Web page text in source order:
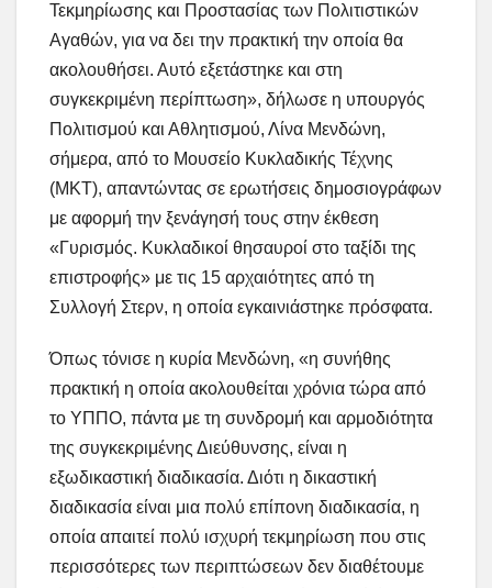
Τεκμηρίωσης και Προστασίας των Πολιτιστικών
Αγαθών, για να δει την πρακτική την οποία θα
ακολουθήσει. Αυτό εξετάστηκε και στη
συγκεκριμένη περίπτωση», δήλωσε η υπουργός
Πολιτισμού και Αθλητισμού, Λίνα Μενδώνη,
σήμερα, από το Μουσείο Κυκλαδικής Τέχνης
(ΜΚΤ), απαντώντας σε ερωτήσεις δημοσιογράφων
με αφορμή την ξενάγησή τους στην έκθεση
«Γυρισμός. Κυκλαδικοί θησαυροί στο ταξίδι της
επιστροφής» με τις 15 αρχαιότητες από τη
Συλλογή Στερν, η οποία εγκαινιάστηκε πρόσφατα.
Όπως τόνισε η κυρία Μενδώνη, «η συνήθης
πρακτική η οποία ακολουθείται χρόνια τώρα από
το ΥΠΠΟ, πάντα με τη συνδρομή και αρμοδιότητα
της συγκεκριμένης Διεύθυνσης, είναι η
εξωδικαστική διαδικασία. Διότι η δικαστική
διαδικασία είναι μια πολύ επίπονη διαδικασία, η
οποία απαιτεί πολύ ισχυρή τεκμηρίωση που στις
περισσότερες των περιπτώσεων δεν διαθέτουμε